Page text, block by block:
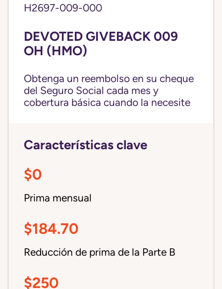
H2697-009-000
DEVOTED GIVEBACK 009
OH (HMO)
Obtenga un reembolso en su cheque
del Seguro Social cada mes y
cobertura básica cuando la necesite
Características clave
$0
Prima mensual
$184.70
Reducción de prima de la Parte B
$250